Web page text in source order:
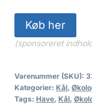
Køb her
(sponsoreret
Varenummer (SKU):
Kategorier: Kål,
Tags: Have, Kål,